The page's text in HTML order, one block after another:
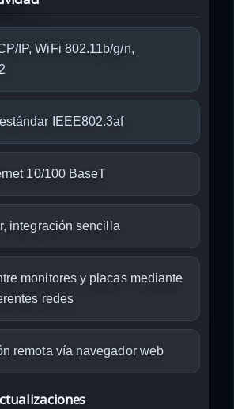
IP, WiFi 802.11b/g/n,
IEEE802.3af
10/100 BaseT
integración sencilla
monitores y placas mediante
redes
remota vía navegador web